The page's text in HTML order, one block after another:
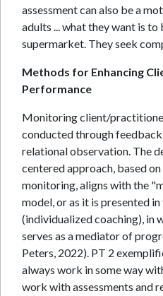
assessment can also be a
adults ... what they want is
supermarket. They seek
Methods for Enhancing
Performance
Monitoring client/
conducted through
relational observation. The
centered approach, based
monitoring, aligns with the
model, or as it is presented
(individualized coaching), in
serves as a mediator of
Peters, 2022). PT 2
always work in some way
work with assessments and